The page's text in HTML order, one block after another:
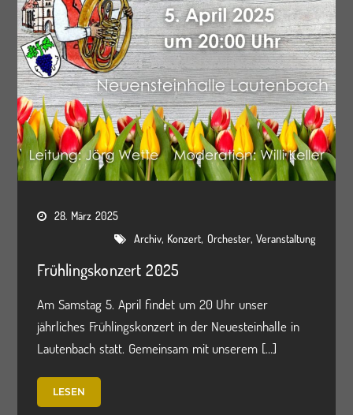
28. März 2025
Archiv, Konzert, Orchester,Veranstaltung
Frühlingskonzert 2025
Am Samstag 5. April findet um 20 Uhr unser
jährliches Frühlingskonzert in der Neuesteinhalle in
Lautenbach statt. Gemeinsam mit unserem […]
LESEN